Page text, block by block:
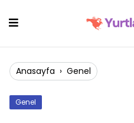
Anasayfa › Genel
Genel